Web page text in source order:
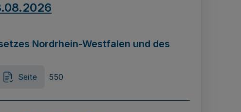
Nordrhein-Westfalen und des
Seite 550